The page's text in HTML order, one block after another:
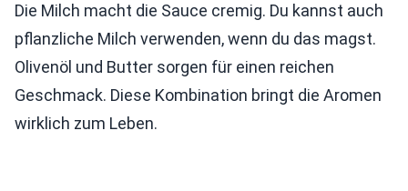
Die Milch macht die Sauce cremig. Du kannst auch
pflanzliche Milch verwenden, wenn du das magst.
Olivenöl und Butter sorgen für einen reichen
Geschmack. Diese Kombination bringt die Aromen
wirklich zum Leben.